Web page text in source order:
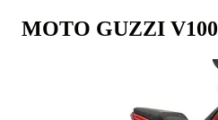
MOTO GUZZI V100